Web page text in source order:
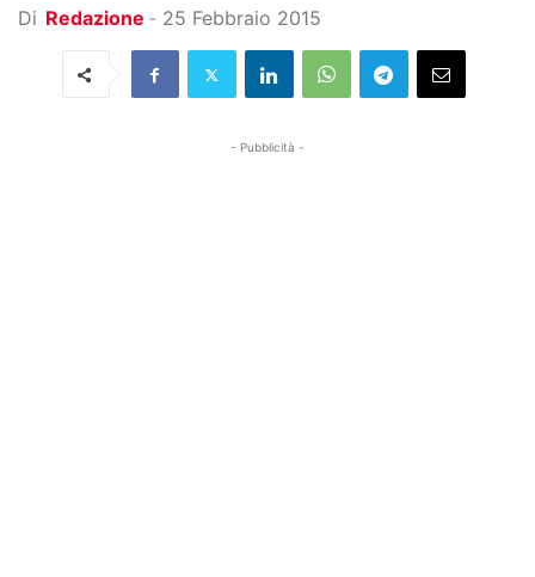
Di Redazione - 25 Febbraio 2015
- Pubblicità -